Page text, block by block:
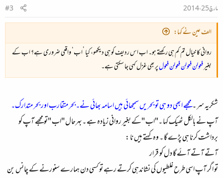
مارچ 25، 2014
#3
الف عین نے کہا:
روانی کا خیال تم کم ہی رکھتے ہو۔ اب اس ردیف کو ہی دیکھو، کیا ’اب‘ واقعی ضروری ہے؟ اب کے
بغیرفعولن فعولن فعولن فعولپر بھی غزل کہی جا سکتی ہے۔
شکریہ سر ۔مجھے ابھی دو ہی تو بحریں سمجھائی ہیں اسامہ بھائی نے۔بحر متقارب اور بحر متدارک۔
آپ نے بالکل ٹھیک کہا ۔"اب "کے بغیر روانی زیادہ ہے ۔بہرحال "اب "تو مجھے آپ کو
برداشت کرنا ہی پڑے گا ۔ وہ کہتے ہیں نا :
آتے آتے آئے گا دل کو قرار
تو اگر آپ اسی طرح غلطیوں کی نشاندہی کرتے رہے تو کسی دن ہمارے سنورنے کے چانس بن